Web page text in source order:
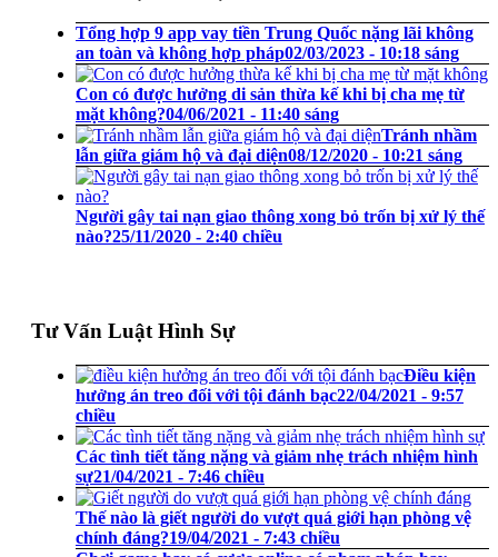
Tổng hợp 9 app vay tiền Trung Quốc nặng lãi không
an toàn và không hợp pháp02/03/2023 - 10:18 sáng
Con có được hưởng di sản thừa kế khi bị cha mẹ từ
mặt không?04/06/2021 - 11:40 sáng
Tránh nhầm
lẫn giữa giám hộ và đại diện08/12/2020 - 10:21 sáng
Người gây tai nạn giao thông xong bỏ trốn bị xử lý thế
nào?25/11/2020 - 2:40 chiều
Tư Vấn Luật Hình Sự
Điều kiện
hưởng án treo đối với tội đánh bạc22/04/2021 - 9:57
chiều
Các tình tiết tăng nặng và giảm nhẹ trách nhiệm hình
sự21/04/2021 - 7:46 chiều
Thế nào là giết người do vượt quá giới hạn phòng vệ
chính đáng?19/04/2021 - 7:43 chiều